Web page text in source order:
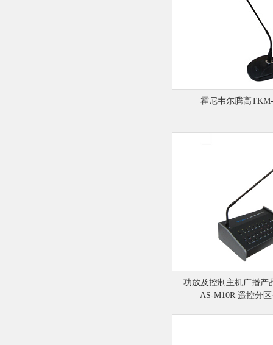
霍尼韦尔腾高
功放及控制主机广播产
AS-M10R 遥控分